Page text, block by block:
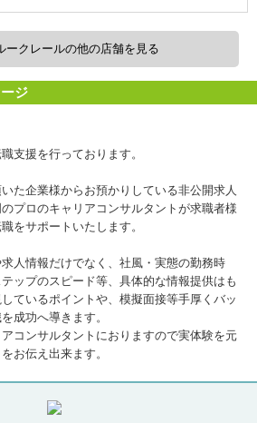
ークレールの他の店舗を見る
ジ
支援を行っております。
た企業様からお預かりしている非公開求人
プロのキャリアコンサルタントが求職者様
をサポートいたします。
人情報だけでなく、社風・実態の勤務時
ップのスピード等、具体的な情報提供はも
ているポイントや、模擬面接等手厚くバッ
成功へ導きます。
コンサルタントにおりますので実体験を元
お伝え出来ます。